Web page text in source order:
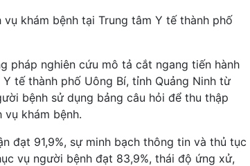
khám bệnh tại Trung tâm Y tế thành phố
pháp nghiên cứu mô tả cắt ngang tiến hành
tế thành phố Uông Bí, tỉnh Quảng Ninh từ
bệnh sử dụng bảng câu hỏi để thu thập
khám bệnh.
đạt 91,9%, sự minh bạch thông tin và thủ tục
vụ người bệnh đạt 83,9%, thái độ ứng xử,